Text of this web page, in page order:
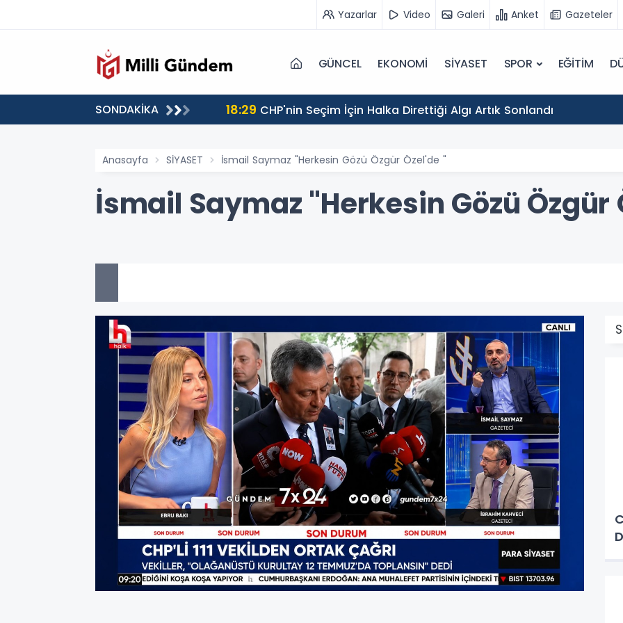
Yazarlar Video Galeri Anket Gazeteler
GÜNCEL EKONOMİ SİYASET SPOR EĞİTİM
SONDAKİKA 18:29 CHP'nin Seçim İçin Halka Direttiği Algı Artık Sonlandı
Anasayfa SİYASET İsmail Saymaz "Herkesin Gözü Özgür Özel'de "
İsmail Saymaz "Herkesin Gözü Özgür